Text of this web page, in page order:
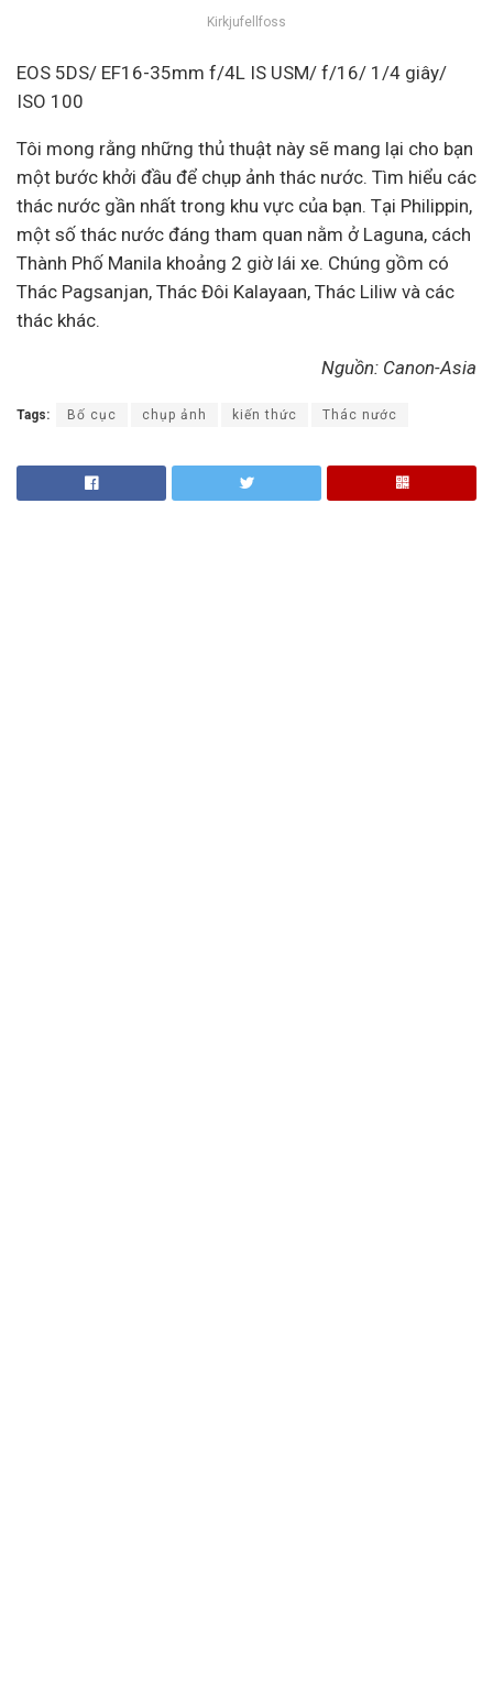
Kirkjufellfoss
EOS 5DS/ EF16-35mm f/4L IS USM/ f/16/ 1/4 giây/
ISO 100
Tôi mong rằng những thủ thuật này sẽ mang lại cho bạn
một bước khởi đầu để chụp ảnh thác nước. Tìm hiểu các
thác nước gần nhất trong khu vực của bạn. Tại Philippin,
một số thác nước đáng tham quan nằm ở Laguna, cách
Thành Phố Manila khoảng 2 giờ lái xe. Chúng gồm có
Thác Pagsanjan, Thác Đôi Kalayaan, Thác Liliw và các
thác khác.
Nguồn: Canon-Asia
Tags: Bố cục chụp ảnh kiến thức Thác nước